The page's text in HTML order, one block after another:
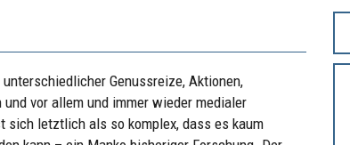
Genussreize, Aktionen,
vor allem und immer wieder medialer
sich letztlich als so komplex, dass es kaum